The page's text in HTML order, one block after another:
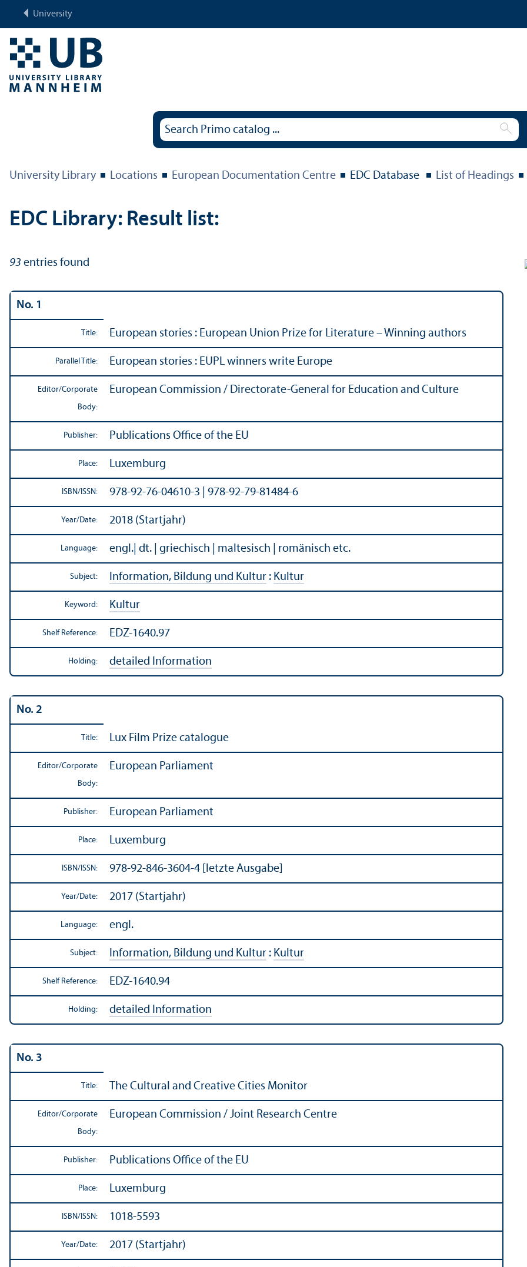
University
University Library Locations European Documentation Centre EDC Database List of Headings
EDC Library: Result list:
93 entries found
No. 1
Title: European stories : European Union Prize for Literature – Winning authors
Parallel Title: European stories : EUPL winners write Europe
Editor/Corporate
Body:
European Commission / Directorate-General for Education and Culture
Publisher: Publications Office of the EU
Place: Luxemburg
ISBN/ISSN: 978-92-76-04610-3 | 978-92-79-81484-6
Year/Date: 2018 (Startjahr)
Language: engl.| dt. | griechisch | maltesisch | romänisch etc.
Subject: Information, Bildung und Kultur : Kultur
Keyword: Kultur
Shelf Reference: EDZ-1640.97
Holding: detailed Information
No. 2
Title: Lux Film Prize catalogue
Editor/Corporate
Body:
European Parliament
Publisher: European Parliament
Place: Luxemburg
ISBN/ISSN: 978-92-846-3604-4 [letzte Ausgabe]
Year/Date: 2017 (Startjahr)
Language: engl.
Subject: Information, Bildung und Kultur : Kultur
Shelf Reference: EDZ-1640.94
Holding: detailed Information
No. 3
Title: The Cultural and Creative Cities Monitor
Editor/Corporate
Body:
European Commission / Joint Research Centre
Publisher: Publications Office of the EU
Place: Luxemburg
ISBN/ISSN: 1018-5593
Year/Date: 2017 (Startjahr)